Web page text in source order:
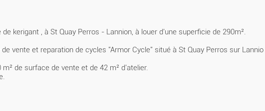
kerigant , à St Quay Perros - Lannion, à louer d'une superficie de 290m².
vente et reparation de cycles "Armor Cycle" situé à St Quay Perros sur Lannio
de surface de vente et de 42 m² d'atelier.